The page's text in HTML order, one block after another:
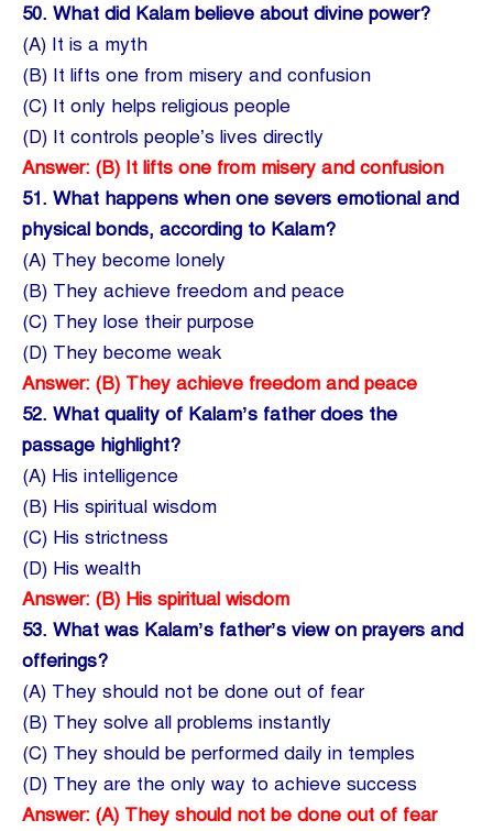
50. What did Kalam believe about divine power?
(A) It is a myth
(B) It lifts one from misery and confusion
(C) It only helps religious people
(D) It controls people’s lives directly
Answer: (B) It lifts one from misery and confusion
51. What happens when one severs emotional and
physical bonds, according to Kalam?
(A) They become lonely
(B) They achieve freedom and peace
(C) They lose their purpose
(D) They become weak
Answer: (B) They achieve freedom and peace
52. What quality of Kalam’s father does the
passage highlight?
(A) His intelligence
(B) His spiritual wisdom
(C) His strictness
(D) His wealth
Answer: (B) His spiritual wisdom
53. What was Kalam’s father’s view on prayers and
offerings?
(A) They should not be done out of fear
(B) They solve all problems instantly
(C) They should be performed daily in temples
(D) They are the only way to achieve success
Answer: (A) They should not be done out of fear